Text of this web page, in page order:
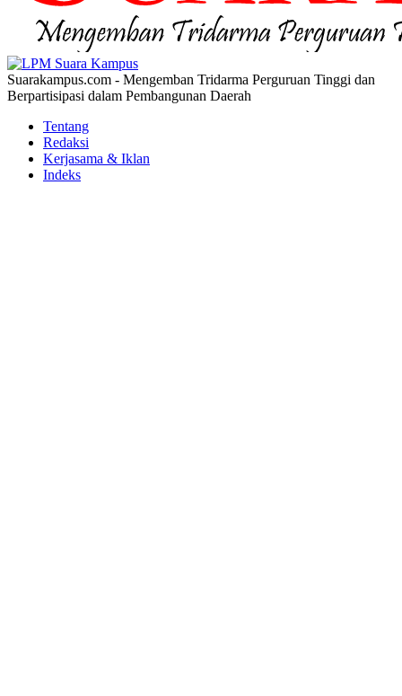
Suarakampus.com - Mengemban Tridarma Perguruan Tinggi dan
Berpartisipasi dalam Pembangunan Daerah
Tentang
Redaksi
Kerjasama & Iklan
Indeks